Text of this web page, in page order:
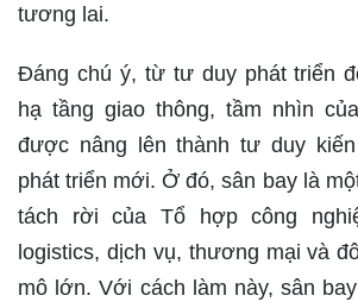
tương lai.
Đáng chú ý, từ tư duy phát triển
hạ tầng giao thông, tầm nhìn
được nâng lên thành tư duy
phát triển mới. Ở đó, sân bay là
tách rời của Tổ hợp công
logistics, dịch vụ, thương mại và
mô lớn. Với cách làm này, sân